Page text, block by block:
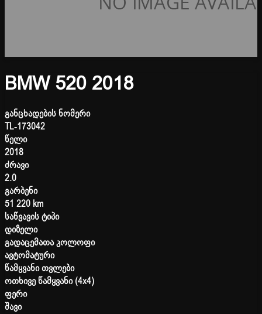
BMW 520 2018
განცხადების ნომერი
TL-173042
წელი
2018
ძრავი
2.0
გარბენი
51 220 km
საწვავის ტიპი
დიზელი
გადაცემათა კოლოფი
ავტომატური
წამყვანი თვლები
ოთხივე წამყვანი (4x4)
ფერი
შავი